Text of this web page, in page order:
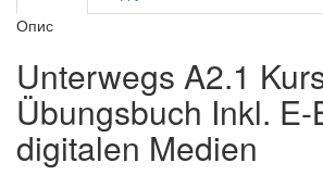
Опис
Unterwegs A2.1
Übungsbuch Inkl.
digitalen Medien